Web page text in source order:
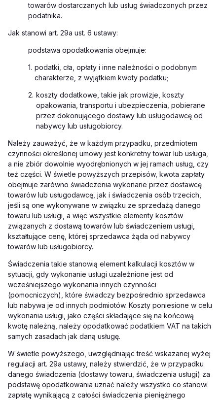
towarów dostarczanych lub usług świadczonych przez
podatnika.
Jak stanowi art. 29a ust. 6 ustawy:
podstawa opodatkowania obejmuje:
1. podatki, cła, opłaty i inne należności o podobnym
charakterze, z wyjątkiem kwoty podatku;
2. koszty dodatkowe, takie jak prowizje, koszty
opakowania, transportu i ubezpieczenia, pobierane
przez dokonującego dostawy lub usługodawcę od
nabywcy lub usługobiorcy.
Należy zauważyć, że w każdym przypadku, przedmiotem
czynności określonej umowy jest konkretny towar lub usługa,
a nie zbiór dowolnie wyodrębnionych w jej ramach usług, czy
też części. W świetle powyższych przepisów, kwota zapłaty
obejmuje zarówno świadczenia wykonane przez dostawcę
towarów lub usługodawcę, jak i świadczenia osób trzecich,
jeśli są one wykonywane w związku ze sprzedażą danego
towaru lub usługi, a więc wszystkie elementy kosztów
związanych z dostawą towarów lub świadczeniem usługi,
kształtujące cenę, której sprzedawca żąda od nabywcy
towarów lub usługobiorcy.
Świadczenia takie stanowią element kalkulacji kosztów w
sytuacji, gdy wykonanie usługi uzależnione jest od
wcześniejszego wykonania innych czynności
(pomocniczych), które świadczy bezpośrednio sprzedawca
lub nabywa je od innych podmiotów. Koszty poniesione w celu
wykonania usługi, jako części składające się na końcową
kwotę należną, należy opodatkować podatkiem VAT na takich
samych zasadach jak daną usługę.
W świetle powyższego, uwzględniając treść wskazanej wyżej
regulacji art. 29a ustawy, należy stwierdzić, że w przypadku
danego świadczenia (dostawy towaru, świadczenia usługi) za
podstawę opodatkowania uznać należy wszystko co stanowi
zapłatę wynikającą z całości świadczenia pieniężnego